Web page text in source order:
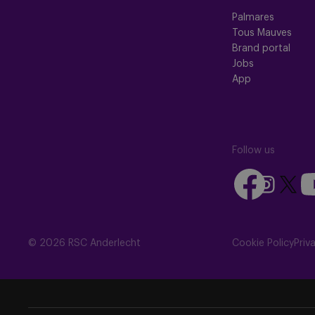
© 2026 RSC Anderlecht
Palmares
Tous Mauves
Brand portal
Jobs
App
Follow us
Follow
us
Follow
us
Follow
(Twitter)
us
Cookie Policy